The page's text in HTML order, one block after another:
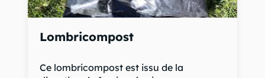
Lombricompost
Ce lombricompost est issu de la